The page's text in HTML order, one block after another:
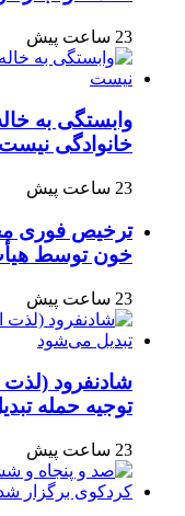
23 ساعت پیش
وابستگی به
خانوادگی نیست
23 ساعت پیش
ترخیص فوری
خون توسط
23 ساعت پیش
شادنفرود (لذت
توجیه حمله
23 ساعت پیش